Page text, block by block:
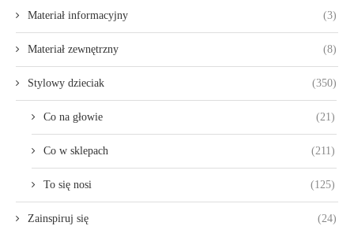
Materiał informacyjny (3)
Materiał zewnętrzny (8)
Stylowy dzieciak (350)
Co na głowie (21)
Co w sklepach (211)
To się nosi (125)
Zainspiruj się (24)